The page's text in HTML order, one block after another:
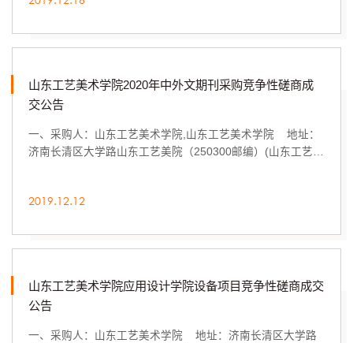
山东工艺美术学院2020年中外文期刊采购竞争性磋商成
交公告
一、采购人：山东工艺美术学院,山东工艺美术学院 地址：
济南长清区大学路山东工艺美院（250300邮编）(山东工艺美
2019.12.12
山东工艺美术学院应用设计学院设备项目竞争性磋商成交
公告
一、采购人：山东工艺美术学院 地址：济南长清区大学路